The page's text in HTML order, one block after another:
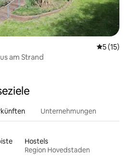
5 (15)
am Strand
Unternehmungen
Hostels
Region Hovedstaden